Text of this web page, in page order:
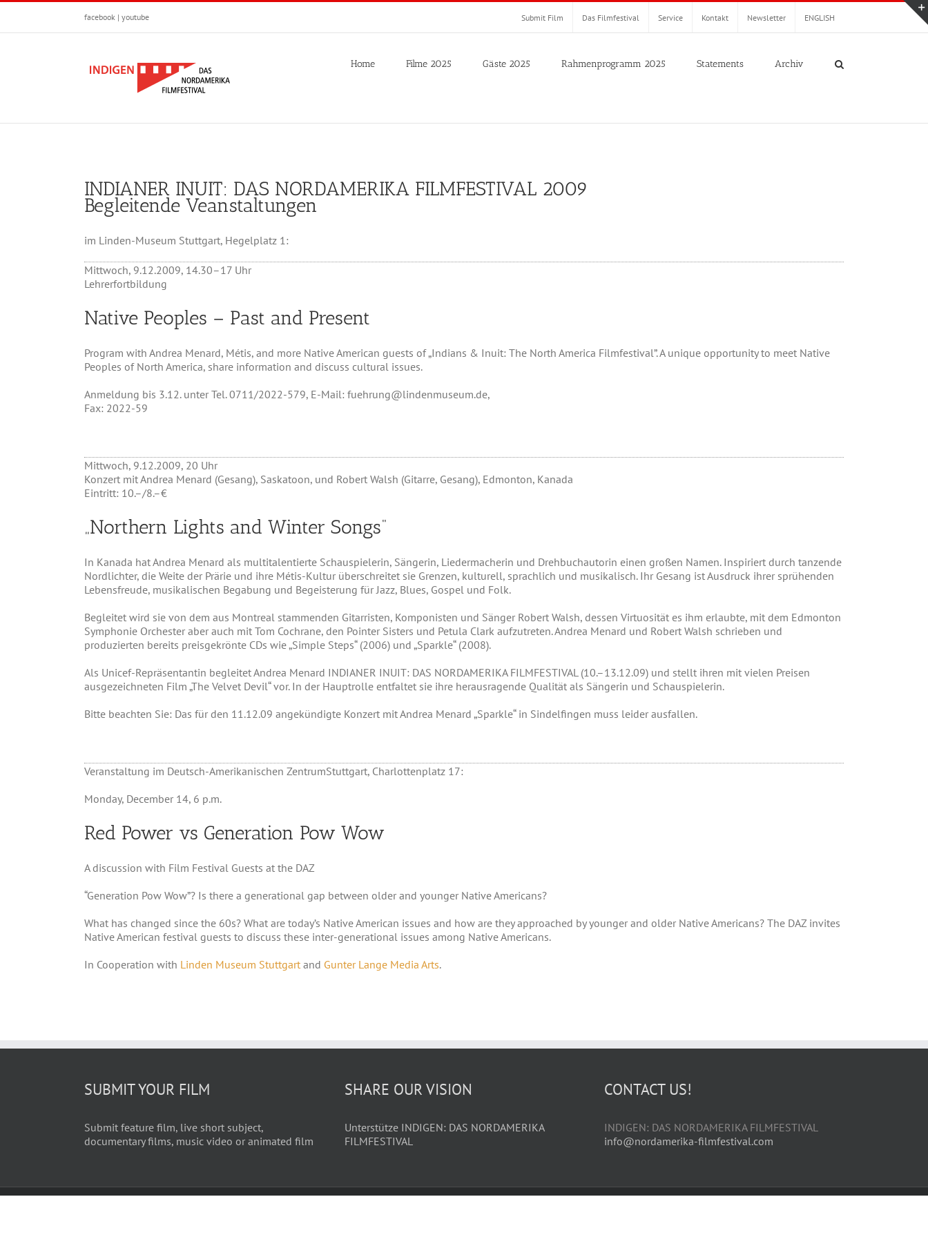
Zum
springen
facebook | youtube Submit Film Das Filmfestival Service Kontakt Newsletter ENGLISH
Home Filme 2025 Gäste 2025 Rahmenprogramm 2025 Statements Archiv
INDIANER INUIT: DAS NORDAMERIKA FILMFESTIVAL 2009
Begleitende Veanstaltungen
im Linden-Museum Stuttgart, Hegelplatz 1:
Mittwoch, 9.12.2009, 14.30–17 Uhr
Lehrerfortbildung
Native Peoples – Past and Present
Program with Andrea Menard, Métis, and more Native American guests of „Indians & Inuit: The North America Filmfestival”. A unique opportunity to meet Native
Peoples of North America, share information and discuss cultural issues.
Anmeldung bis 3.12. unter Tel. 0711/2022-579, E-Mail: fuehrung@lindenmuseum.de,
Fax: 2022-59
Mittwoch, 9.12.2009, 20 Uhr
Konzert mit Andrea Menard (Gesang), Saskatoon, und Robert Walsh (Gitarre, Gesang), Edmonton, Kanada
Eintritt: 10.–/8.–€
„Northern Lights and Winter Songs“
In Kanada hat Andrea Menard als multitalentierte Schauspielerin, Sängerin, Liedermacherin und Drehbuchautorin einen großen Namen. Inspiriert durch tanzende
Nordlichter, die Weite der Prärie und ihre Métis-Kultur überschreitet sie Grenzen, kulturell, sprachlich und musikalisch. Ihr Gesang ist Ausdruck ihrer sprühenden
Lebensfreude, musikalischen Begabung und Begeisterung für Jazz, Blues, Gospel und Folk.
Begleitet wird sie von dem aus Montreal stammenden Gitarristen, Komponisten und Sänger Robert Walsh, dessen Virtuosität es ihm erlaubte, mit dem Edmonton
Symphonie Orchester aber auch mit Tom Cochrane, den Pointer Sisters und Petula Clark aufzutreten. Andrea Menard und Robert Walsh schrieben und
produzierten bereits preisgekrönte CDs wie „Simple Steps“ (2006) und „Sparkle“ (2008).
Als Unicef-Repräsentantin begleitet Andrea Menard INDIANER INUIT: DAS NORDAMERIKA FILMFESTIVAL (10.–13.12.09) und stellt ihren mit vielen Preisen
ausgezeichneten Film „The Velvet Devil“ vor. In der Hauptrolle entfaltet sie ihre herausragende Qualität als Sängerin und Schauspielerin.
Bitte beachten Sie: Das für den 11.12.09 angekündigte Konzert mit Andrea Menard „Sparkle“ in Sindelfingen muss leider ausfallen.
Veranstaltung im Deutsch-Amerikanischen ZentrumStuttgart, Charlottenplatz 17:
Monday, December 14, 6 p.m.
Red Power vs Generation Pow Wow
A discussion with Film Festival Guests at the DAZ
“Generation Pow Wow”? Is there a generational gap between older and younger Native Americans?
What has changed since the 60s? What are today’s Native American issues and how are they approached by younger and older Native Americans? The DAZ invites
Native American festival guests to discuss these inter-generational issues among Native Americans.
In Cooperation with Linden Museum Stuttgart and Gunter Lange Media Arts.
SUBMIT YOUR FILM
Submit feature film, live short subject,
documentary films, music video or animated film
SHARE OUR VISION
Unterstütze INDIGEN: DAS NORDAMERIKA
FILMFESTIVAL
CONTACT US!
INDIGEN: DAS NORDAMERIKA FILMFESTIVAL
info@nordamerika-filmfestival.com